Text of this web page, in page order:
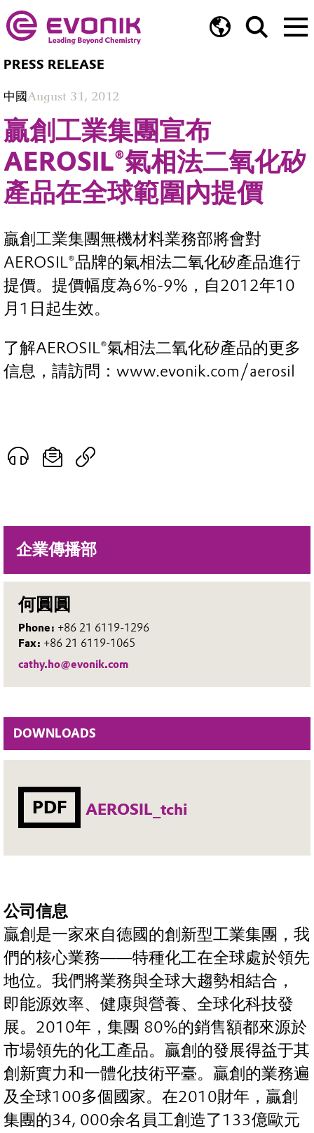
企業傳播部
何圓圓
Phone: +86 21 6119-1296
Fax: +86 21 6119-1065
cathy.ho@evonik.com
DOWNLOADS
PDF AEROSIL_tchi
PRESS RELEASE
中國August 31, 2012
贏創工業集團宣布
AEROSIL®氣相法二氧化矽
產品在全球範圍內提價
贏創工業集團無機材料業務部將會對
AEROSIL®品牌的氣相法二氧化矽產品進行
提價。提價幅度為6%-9%，自2012年10
月1日起生效。
了解AEROSIL®氣相法二氧化矽產品的更多
信息，請訪問：www.evonik.com/aerosil
公司信息
贏創是一家來自德國的創新型工業集團，我
們的核心業務——特種化工在全球處於領先
地位。我們將業務與全球大趨勢相結合，
即能源效率、健康與營養、全球化科技發
展。2010年，集團 80%的銷售額都來源於
市場領先的化工產品。贏創的發展得益于其
創新實力和一體化技術平臺。贏創的業務遍
及全球100多個國家。在2010財年，贏創
集團的34, 000余名員工創造了133億歐元